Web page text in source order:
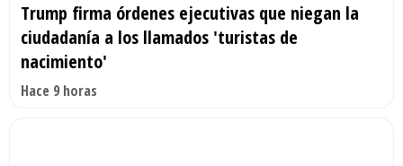
Trump firma órdenes ejecutivas que niegan la
ciudadanía a los llamados 'turistas de
nacimiento'
Hace 9 horas